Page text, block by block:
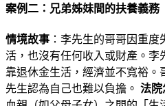
案例二：兄弟姊妹間的扶養義務
情境故事 ：李先生的哥哥因重
活，也沒有任何收入或財產。李
靠退休金生活，經濟並不寬裕
先生認為自己也難以負擔。 法院